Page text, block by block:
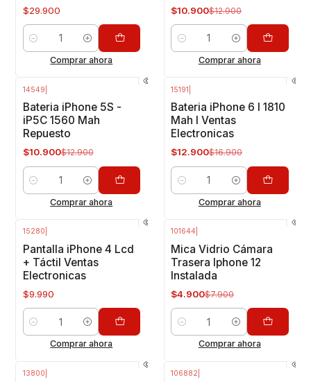
$29.900
Cantidad
Comprar ahora
$10.900$12.900
Cantidad
Comprar ahora
14549
Bateria iPhone 5S -
iP5C 1560 Mah
Repuesto
$10.900$12.900
Cantidad
Comprar ahora
15191
Bateria iPhone 6 I 1810
Mah I Ventas
Electronicas
$12.900$16.900
Cantidad
Comprar ahora
15280
Pantalla iPhone 4 Lcd
+ Táctil Ventas
Electronicas
$9.990
Cantidad
Comprar ahora
101644
Mica Vidrio Cámara
Trasera Iphone 12
Instalada
$4.900$7.900
Cantidad
Comprar ahora
13800 106882